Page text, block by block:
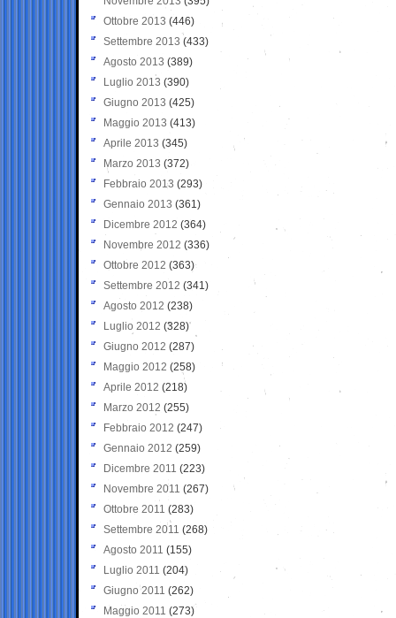
Ottobre 2013 (446)
Settembre 2013 (433)
Agosto 2013 (389)
Luglio 2013 (390)
Giugno 2013 (425)
Maggio 2013 (413)
Aprile 2013 (345)
Marzo 2013 (372)
Febbraio 2013 (293)
Gennaio 2013 (361)
Dicembre 2012 (364)
Novembre 2012 (336)
Ottobre 2012 (363)
Settembre 2012 (341)
Agosto 2012 (238)
Luglio 2012 (328)
Giugno 2012 (287)
Maggio 2012 (258)
Aprile 2012 (218)
Marzo 2012 (255)
Febbraio 2012 (247)
Gennaio 2012 (259)
Dicembre 2011 (223)
Novembre 2011 (267)
Ottobre 2011 (283)
Settembre 2011 (268)
Agosto 2011 (155)
Luglio 2011 (204)
Giugno 2011 (262)
Maggio 2011 (273)